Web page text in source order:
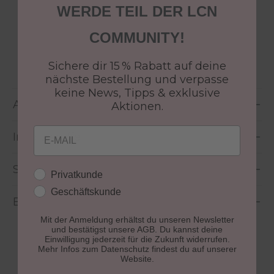
Ja
Größe: 5 ml
Anwendung
Inhaltsstoffe
Sicherheitshinweise
Bewertungen
WERDE TEIL DER LCN
COMMUNITY!
Sichere dir 15 % Rabatt auf deine
nächste Bestellung und verpasse
keine News, Tipps & exklusive
Aktionen.
Email
Kundengruppe
Privatkunde
Geschäftskunde
Mit der Anmeldung erhältst du unseren Newsletter
und bestätigst unsere AGB. Du kannst deine
Einwilligung jederzeit für die Zukunft widerrufen.
Mehr Infos zum Datenschutz findest du auf unserer
Website.